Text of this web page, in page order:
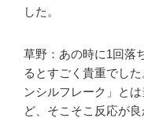
した。
草野：あの時に1回落
るとすごく貴重でし
ンシルフレーク」と
ど、そこそこ反応が